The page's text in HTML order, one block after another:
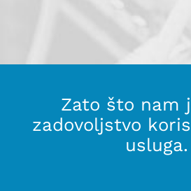
Zato što nam
zadovoljstvo
usluga.